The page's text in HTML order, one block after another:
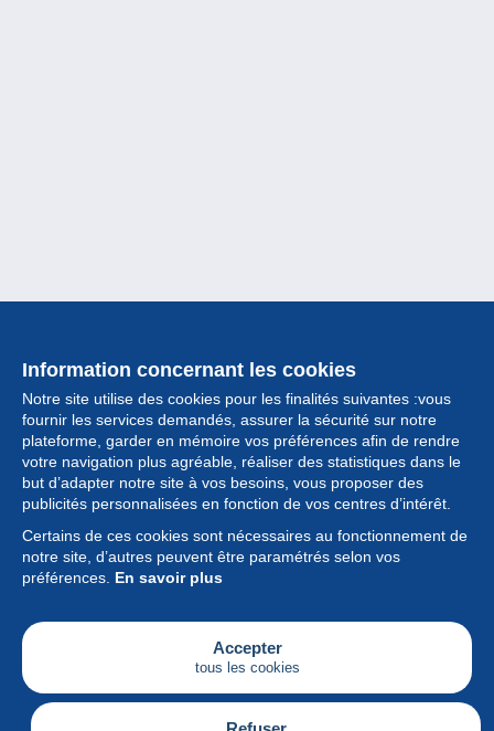
Information concernant les cookies
Notre site utilise des cookies pour les finalités suivantes :vous
fournir les services demandés, assurer la sécurité sur notre
plateforme, garder en mémoire vos préférences afin de rendre
votre navigation plus agréable, réaliser des statistiques dans le
but d’adapter notre site à vos besoins, vous proposer des
publicités personnalisées en fonction de vos centres d’intérêt.
Certains de ces cookies sont nécessaires au fonctionnement de
notre site, d’autres peuvent être paramétrés selon vos
préférences. En savoir plus
Accepter
tous les cookies
Collection
Actualités
Fonctionnalités
Société
Services
Articles